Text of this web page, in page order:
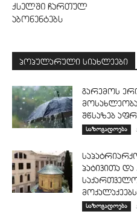
ქსელში ჩართულ
აბონენტებს
პოპულარული სიახლეები
გარემოს
შწსაზებ
საზოგადოება
პატივითა
საზოგადოება